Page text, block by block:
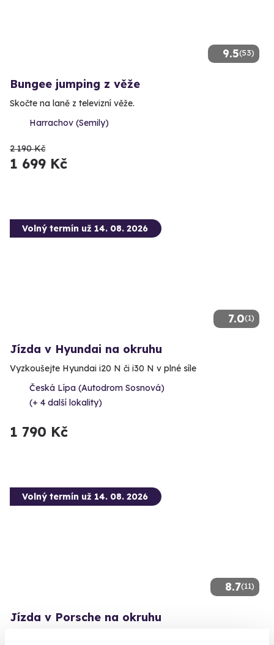
9.5(53)
Bungee jumping z věže
Skočte na laně z televizní věže.
Harrachov (Semily)
2 190 Kč
1 699 Kč
7.0(1)
Volný termín už 14. 08. 2026
Jízda v Hyundai na okruhu
Vyzkoušejte Hyundai i20 N či i30 N v plné síle
Česká Lípa (Autodrom Sosnová)
(+ 4 další lokality)
1 790 Kč
8.7(11)
Volný termín už 14. 08. 2026
Jízda v Porsche na okruhu